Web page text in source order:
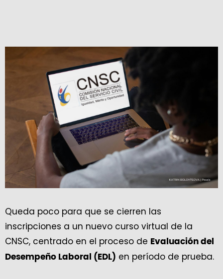
Queda poco para que se cierren las
inscripciones a un nuevo curso virtual de la
CNSC, centrado en el proceso de Evaluación del
Desempeño Laboral (EDL) en período de prueba.